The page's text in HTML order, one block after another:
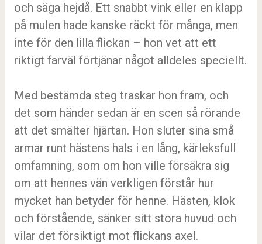
och säga hejdå. Ett snabbt vink eller en klapp
på mulen hade kanske räckt för många, men
inte för den lilla flickan – hon vet att ett
riktigt farväl förtjänar något alldeles speciellt.
Med bestämda steg traskar hon fram, och
det som händer sedan är en scen så rörande
att det smälter hjärtan. Hon sluter sina små
armar runt hästens hals i en lång, kärleksfull
omfamning, som om hon ville försäkra sig
om att hennes vän verkligen förstår hur
mycket han betyder för henne. Hästen, klok
och förstående, sänker sitt stora huvud och
vilar det försiktigt mot flickans axel.